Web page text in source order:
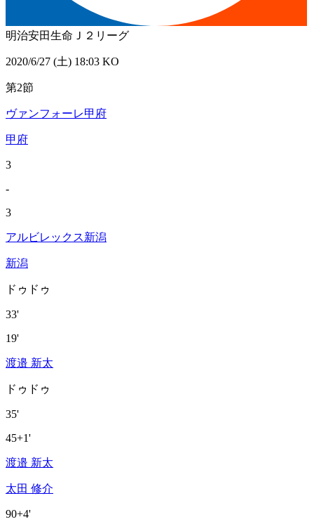
明治安田生命Ｊ２リーグ
2020/6/27 (土) 18:03 KO
第2節
ヴァンフォーレ甲府
甲府
3
-
3
アルビレックス新潟
新潟
ドゥドゥ
33'
19'
渡邉 新太
ドゥドゥ
35'
45+1'
渡邉 新太
太田 修介
90+4'